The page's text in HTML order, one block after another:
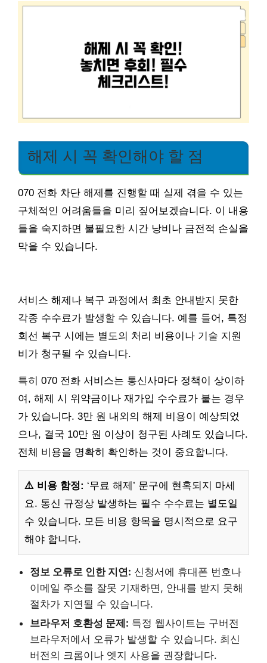
해제 시 꼭 확인해야 할 점
070 전화 차단 해제를 진행할 때 실제 겪을 수 있는
구체적인 어려움들을 미리 짚어보겠습니다. 이 내용
들을 숙지하면 불필요한 시간 낭비나 금전적 손실을
막을 수 있습니다.
서비스 해제나 복구 과정에서 최초 안내받지 못한
각종 수수료가 발생할 수 있습니다. 예를 들어, 특정
회선 복구 시에는 별도의 처리 비용이나 기술 지원
비가 청구될 수 있습니다.
특히 070 전화 서비스는 통신사마다 정책이 상이하
여, 해제 시 위약금이나 재가입 수수료가 붙는 경우
가 있습니다. 3만 원 내외의 해제 비용이 예상되었
으나, 결국 10만 원 이상이 청구된 사례도 있습니다.
전체 비용을 명확히 확인하는 것이 중요합니다.
⚠️ 비용 함정: ‘무료 해제’ 문구에 현혹되지 마세
요. 통신 규정상 발생하는 필수 수수료는 별도일
수 있습니다. 모든 비용 항목을 명시적으로 요구
해야 합니다.
정보 오류로 인한 지연: 신청서에 휴대폰 번호나
이메일 주소를 잘못 기재하면, 안내를 받지 못해
절차가 지연될 수 있습니다.
브라우저 호환성 문제: 특정 웹사이트는 구버전
브라우저에서 오류가 발생할 수 있습니다. 최신
버전의 크롬이나 엣지 사용을 권장합니다.